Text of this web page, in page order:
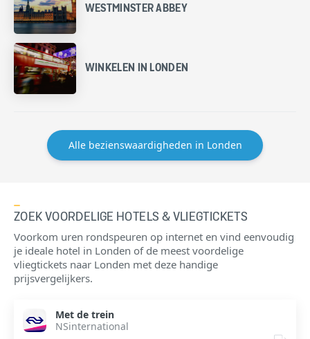
WESTMINSTER ABBEY
WINKELEN IN LONDEN
Alle bezienswaardigheden in Londen
ZOEK VOORDELIGE HOTELS & VLIEGTICKETS
Voorkom uren rondspeuren op internet en vind eenvoudig
je ideale hotel in Londen of de meest voordelige
vliegtickets naar Londen met deze handige
prijsvergelijkers.
Met de trein
NSinternational